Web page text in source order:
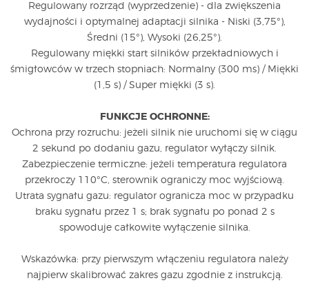
Regulowany rozrząd (wyprzedzenie) - dla zwiększenia
wydajności i optymalnej adaptacji silnika - Niski (3,75°),
Średni (15°), Wysoki (26,25°).
Regulowany miękki start silników przekładniowych i
śmigłowców w trzech stopniach: Normalny (300 ms) / Miękki
(1,5 s) / Super miękki (3 s).
FUNKCJE OCHRONNE:
Ochrona przy rozruchu: jeżeli silnik nie uruchomi się w ciągu
2 sekund po dodaniu gazu, regulator wyłączy silnik.
Zabezpieczenie termiczne: jeżeli temperatura regulatora
przekroczy 110°C, sterownik ograniczy moc wyjściową.
Utrata sygnału gazu: regulator ogranicza moc w przypadku
braku sygnału przez 1 s; brak sygnału po ponad 2 s
spowoduje całkowite wyłączenie silnika.
Wskazówka: przy pierwszym włączeniu regulatora należy
najpierw skalibrować zakres gazu zgodnie z instrukcją.